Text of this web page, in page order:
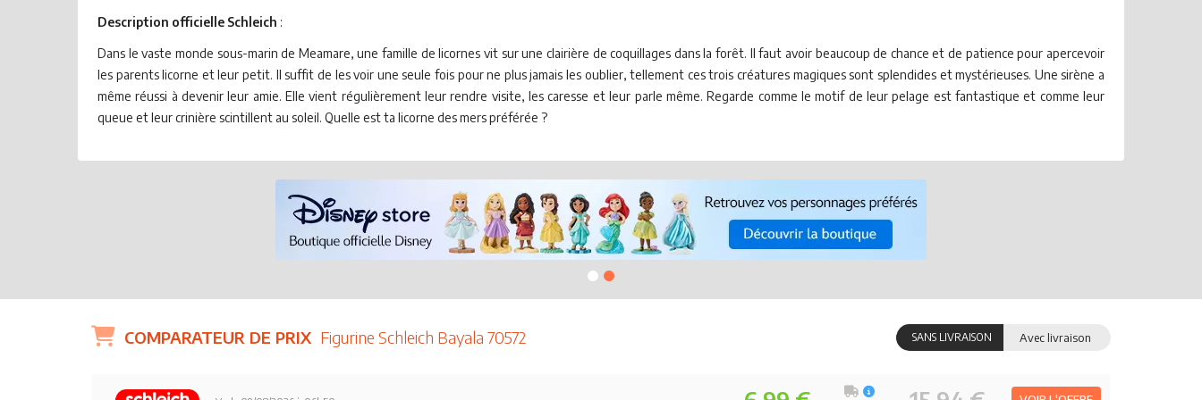
Description officielle Schleich :
Dans le vaste monde sous-marin de Meamare, une famille de licornes vit sur une clairière de coquillages dans la forêt. Il faut avoir beaucoup de chance et de patience pour apercevoir
les parents licorne et leur petit. Il suffit de les voir une seule fois pour ne plus jamais les oublier, tellement ces trois créatures magiques sont splendides et mystérieuses. Une sirène a
même réussi à devenir leur amie. Elle vient régulièrement leur rendre visite, les caresse et leur parle même. Regarde comme le motif de leur pelage est fantastique et comme leur
queue et leur crinière scintillent au soleil. Quelle est ta licorne des mers préférée ?
COMPARATEUR DE PRIX Figurine Schleich Bayala 70572 SANS LIVRAISON Avec livraison